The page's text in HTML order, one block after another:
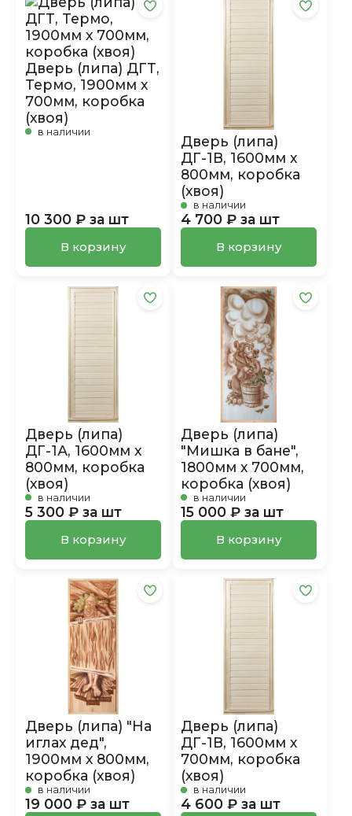
Дверь (липа) ДГТ,
Термо, 1900мм х
700мм, коробка
(хвоя)
в наличии
10 300 ₽ за шт
В корзину
Дверь (липа)
ДГ-1В, 1600мм х
800мм, коробка
(хвоя)
в наличии
4 700 ₽ за шт
В корзину
Дверь (липа)
ДГ-1А, 1600мм х
800мм, коробка
(хвоя)
в наличии
5 300 ₽ за шт
В корзину
Дверь (липа)
"Мишка в бане",
1800мм х 700мм,
коробка (хвоя)
в наличии
15 000 ₽ за шт
В корзину
Дверь (липа) "На
иглах дед",
1900мм х 800мм,
коробка (хвоя)
в наличии
19 000 ₽ за шт
Дверь (липа)
ДГ-1В, 1600мм х
700мм, коробка
(хвоя)
в наличии
4 600 ₽ за шт